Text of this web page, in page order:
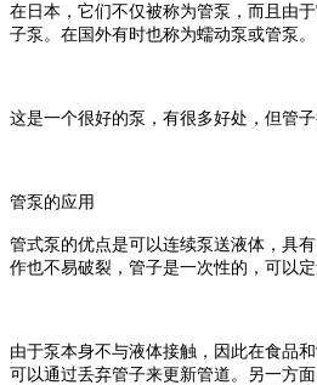
在日本，它们不仅被称为管泵，而且由
子泵。在国外有时也称为蠕动泵或管泵。
这是一个很好的泵，有很多好处，但管子
管泵的应用
管式泵的优点是可以连续泵送液体，具
作也不易破裂，管子是一次性的，可以定
由于泵本身不与液体接触，因此在食品
可以通过丢弃管子来更新管道。另一方